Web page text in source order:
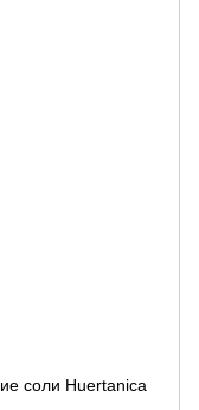
соли Huertanica